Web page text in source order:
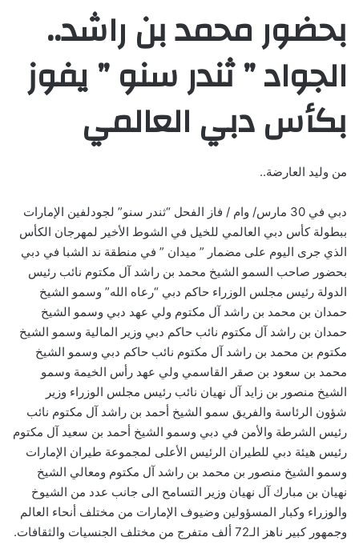
بحضور محمد بن راشد..
الجواد ” ثندر سنو ” يفوز
بكأس دبي العالمي
من وليد العارضة..
دبي في 30 مارس/ وام / فاز الفحل “ثندر سنو” لجودلفين الإمارات
ببطولة كأس دبي العالمي للخيل في الشوط الأخير لمهرجان الكأس
الذي جرى اليوم على مضمار ” ميدان ” في منطقة ند الشبا في دبي
بحضور صاحب السمو الشيخ محمد بن راشد آل مكتوم نائب رئيس
الدولة رئيس مجلس الوزراء حاكم دبي “رعاه الله” وسمو الشيخ
حمدان بن محمد بن راشد آل مكتوم ولي عهد دبي وسمو الشيخ
حمدان بن راشد آل مكتوم نائب حاكم دبي وزير المالية وسمو الشيخ
مكتوم بن محمد بن راشد آل مكتوم نائب حاكم دبي وسمو الشيخ
محمد بن سعود بن صقر القاسمي ولي عهد رأس الخيمة وسمو
الشيخ منصور بن زايد آل نهيان نائب رئيس مجلس الوزراء وزير
شؤون الرئاسة والفريق سمو الشيخ أحمد بن راشد آل مكتوم نائب
رئيس الشرطة والأمن في دبي وسمو الشيخ أحمد بن سعيد آل مكتوم
رئيس هيئة دبي للطيران الرئيس الأعلى لمجموعة طيران الإمارات
وسمو الشيخ منصور بن محمد بن راشد آل مكتوم ومعالي الشيخ
نهيان بن مبارك آل نهيان وزير التسامح الى جانب عدد من الشيوخ
والوزراء وكبار المسؤولين وضيوف الإمارات من مختلف أنحاء العالم
وجمهور كبير ناهز الـ72 ألف متفرج من مختلف الجنسيات والثقافات.